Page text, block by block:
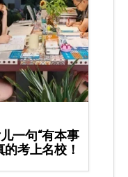
一句“有本事
考上名校！